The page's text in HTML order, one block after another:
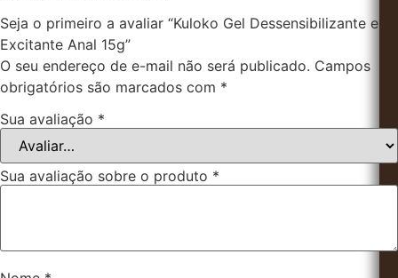
Seja o primeiro a avaliar “Kuloko Gel Dessensibilizante e
Excitante Anal 15g”
O seu endereço de e-mail não será publicado. Campos
obrigatórios são marcados com *
Sua avaliação *
Sua avaliação sobre o produto *